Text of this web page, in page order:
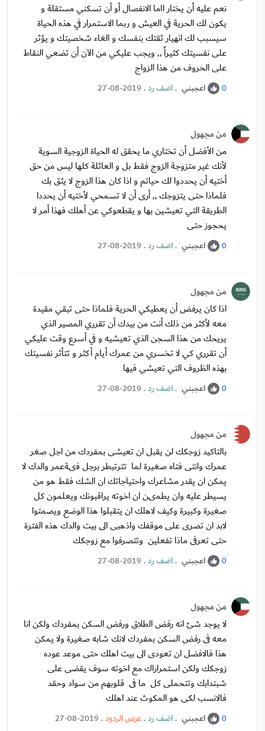
نعم عليه أن يختار ااما الانفصال أو أن تسكني مستقلة و
يكون لك الحرية في العيش و ربما الاستمرار في هذه الحياة
سيسبب لك انهيار ثقتك بنفسك و الغاء شخصيتك و يؤثر
على نفسيتك كثيراً ,, ويجب عليكي من الآن أن تضعي النقاط
على الحروف من هذا الزواج
0 اعجبني .اضف رد.
27-08-2019
من مجهول
من الأفضل أن تختاري ما يحقق له الحياة الزوجية السوية
لأنك غير متزوجة الزوج فقط بل و العائلة كلها ليس من حق
أختيه أن يحددوا لك حياتم و اذا كان هذا الزوج لا يثق بك
فلماذا حتى يتزوجك ,, أرى أن لا تسمحي لأختيه أن يحددا
الطريقة التي تعيشين بها و يقطعوكي عن أهلك فهذا أمر لا
يحجوز حتى
0 اعجبني .اضف رد.
27-08-2019
من مجهول
اذا كان يرفض أن يعطيكي الحرية فلماذا حتى تبقي مقيدة
معه لأكثر من ذلك أنت من بيدك أن تقرري المصير الذي
يريحك من هذا السجن الذي تعيشيه و في أسرع وقت عليكي
أن تقرري كي لا تخسري من عمرك أيام أكثر و تتأثر نفسيتك
بهذه الظروف التي تعيشي فيها
0 اعجبني .اضف رد.
27-08-2019
من مجهول
بالتاكيد زوجكك لن يقبل ان تعيشى بمفردك من اجل صغر
عمرك وانتى فتاه صغيرة لما تترتبطر برجل فىةعمر والدك لا
يمكن ان يقدر مشاعرك واحتياجاتك ان الشك فقط هو من
يسيطر عليه وان يطمىن ان اخوته يراقبونك ويعلمون كل
صغيرة وكبيرة وكيف لاهلك ان يتقبلوا هذا الوضع ويصمتوا
لابد ان تصرى على موقفك واذهبى الى بيت والدك هذه الفترة
حتى تعرفى ماذا تفعلين وتتصرفوا مع زوجكك
0 اعجبني .اضف رد.
27-08-2019
من مجهول
لا يوجد شئ انه رفض الطلاق ورفض السكن بمفردك ولكن انا
معه فى رفض السكن بمفردك لانك شابه صغيرة ولا يمكن
هذا فالافضل ان تعودى الى بيت اهلك حتى موعد عوده
زوجكك ولكن استمراراك مع اخوته سوف يقضى على
شبتدابك وتتحملى كل ما فى قلوبهم من سواد وحقد
فالانسب لكى هو المكوث عند اهلك
0 اعجبني .اضف رد.عرض الردود.
27-08-2019